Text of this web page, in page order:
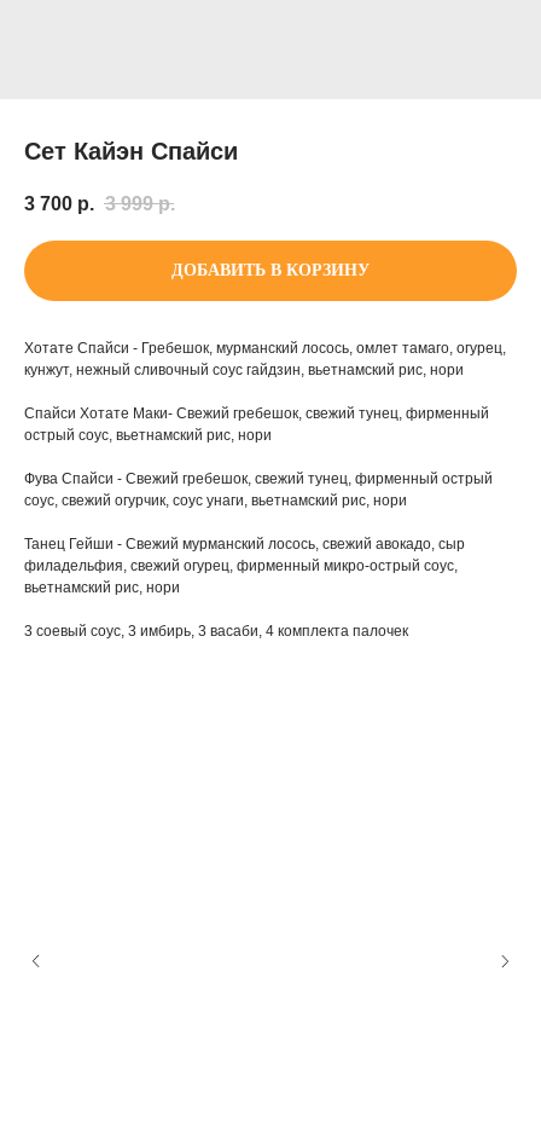
Сет Кайэн Спайси
3 700 р. 3 999 р.
ДОБАВИТЬ В КОРЗИНУ
Хотате Спайси - Гребешок, мурманский лосось, омлет тамаго, огурец,
кунжут, нежный сливочный соус гайдзин, вьетнамский рис, нори
Спайси Хотате Маки- Свежий гребешок, свежий тунец, фирменный
острый соус, вьетнамский рис, нори
Фува Спайси - Свежий гребешок, свежий тунец, фирменный острый
соус, свежий огурчик, соус унаги, вьетнамский рис, нори
Танец Гейши - Свежий мурманский лосось, свежий авокадо, сыр
филадельфия, свежий огурец, фирменный микро-острый соус,
вьетнамский рис, нори
3 соевый соус, 3 имбирь, 3 васаби, 4 комплекта палочек